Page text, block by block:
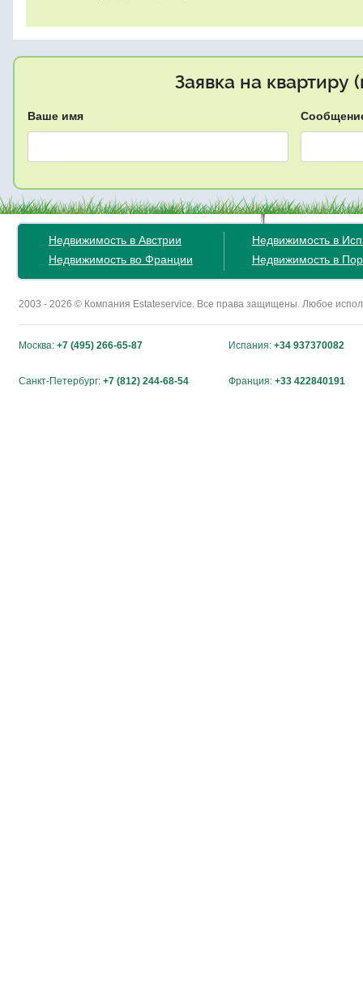
Заявка на квартиру
Ваше имя
Недвижимость в Австрии
Недвижимость во Франции
Недвижимость в
Недвижимость в
2003 - 2026 © Компания Estateservice. Все права защищены. Любое
Москва: +7 (495) 266-65-87 Испания: +34 937370082
Санкт-Петербург: +7 (812) 244-68-54 Франция: +33 422840191